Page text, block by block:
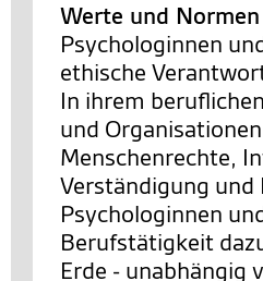
Werte und Normen
Psychologinnen
ethische
In ihrem
und
Menschenrechte,
Verständigung und
Psychologinnen
Berufstätigkeit
Erde - unabhängig